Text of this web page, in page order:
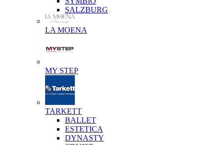
SALZBURG
LA MOENA
MY STEP
TARKETT
BALLET
ESTETICA
DYNASTY